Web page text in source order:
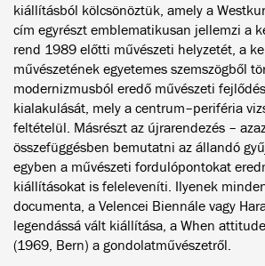
kiállításból kölcsönöztük, amely a
cím egyrészt emblematikusan jellemzi a
rend 1989 előtti művészeti helyzetét, a
művészetének egyetemes szemszögből
modernizmusból eredő művészeti
kialakulását, mely a centrum–periféria
feltételül. Másrészt az újrarendezés –
összefüggésben bemutatni az állandó
egyben a művészeti fordulópontokat
kiállításokat is feleleveníti. Ilyenek
documenta, a Velencei Biennále vagy
legendássá vált kiállítása, a When
(1969, Bern) a gondolatművészetről.